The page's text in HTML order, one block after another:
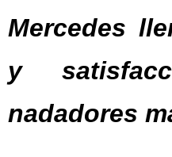
Mercedes
y
nadadores